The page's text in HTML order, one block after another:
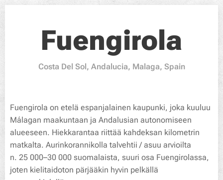
Fuengirola
Costa Del Sol, Andalucia, Malaga, Spain
Fuengirola on etelä espanjalainen kaupunki, joka kuuluu
Málagan maakuntaan ja Andalusian autonomiseen
alueeseen. Hiekkarantaa riittää kahdeksan kilometrin
matkalta. Aurinkorannikolla talvehtii / asuu arvioilta
n. 25 000–30 000 suomalaista, suuri osa Fuengirolassa,
joten kielitaidoton pärjääkin hyvin pelkällä